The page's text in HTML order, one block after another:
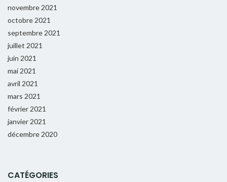
novembre 2021
octobre 2021
septembre 2021
juillet 2021
juin 2021
mai 2021
avril 2021
mars 2021
février 2021
janvier 2021
décembre 2020
CATÉGORIES